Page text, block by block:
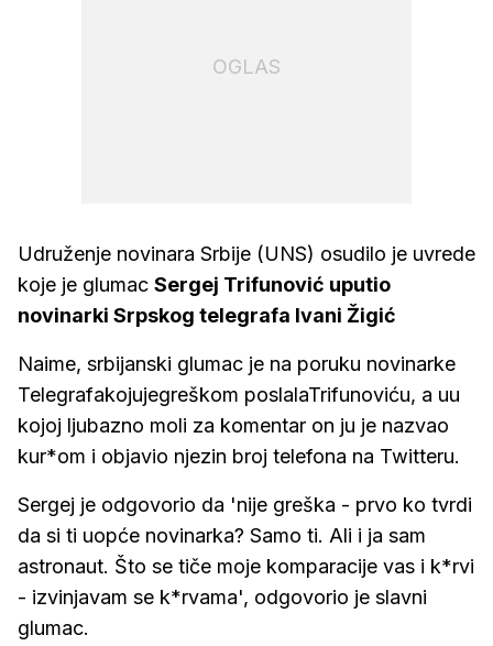
OGLAS
Udruženje novinara Srbije (UNS) osudilo je uvrede
koje je glumac Sergej Trifunović uputio
novinarki Srpskog telegrafa Ivani Žigić
Naime, srbijanski glumac je na poruku novinarke
Telegrafakojujegreškom poslalaTrifunoviću, a uu
kojoj ljubazno moli za komentar on ju je nazvao
kur*om i objavio njezin broj telefona na Twitteru.
Sergej je odgovorio da 'nije greška - prvo ko tvrdi
da si ti uopće novinarka? Samo ti. Ali i ja sam
astronaut. Što se tiče moje komparacije vas i k*rvi
- izvinjavam se k*rvama', odgovorio je slavni
glumac.